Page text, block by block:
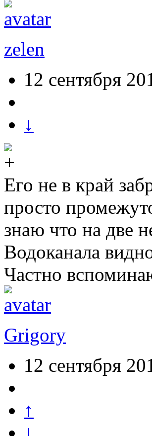
zelen
12 сентября
↓
Его не в край
просто
знаю что на две
Водоканала
Частно
Grigory
12 сентября
↑